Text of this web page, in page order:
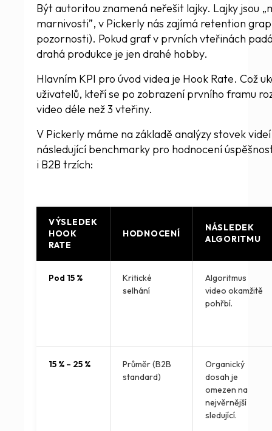
Být autoritou znamená neřešit lajky. Lajky jsou
marnivosti”, v Pickerly nás zajímá retention
pozornosti). Pokud graf v prvních vteřinách
drahá produkce je jen drahé hobby.
Hlavním KPI pro úvod videa je Hook Rate. Což
uživatelů, kteří se po zobrazení prvního framu
video déle než 3 vteřiny.
V Pickerly máme na základě analýzy stovek
následující benchmarky pro hodnocení
i B2B trzích:
VÝSLEDEK
HOOK
RATE
HODNOCENÍ
NÁSLEDEK
ALGORITMU
Pod 15 %
Kritické
selhání
Algoritmus
video okamžitě
pohřbí.
15 % – 25 %
Průměr (B2B
standard)
Organický
dosah je
omezen na
nejvěrnější
sledující.